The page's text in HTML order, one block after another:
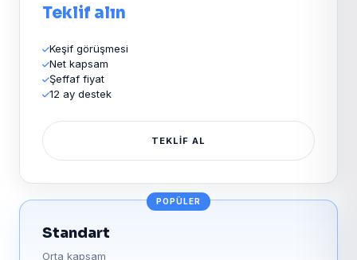
Teklif alın
Keşif görüşmesi
Net kapsam
Şeffaf fiyat
12 ay destek
TEKLIF AL
POPÜLER
Standart
Orta kapsam